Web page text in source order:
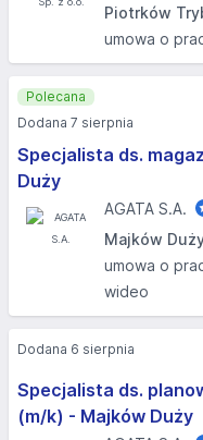
Piotrków
umowa o
Specjalista ds.
Duży
AGATA S.A.
Majków
umowa o
wideo
Polecana
Dodana 7 sierpnia
Specjalista ds.
(m/k) - Majków Duży
Dodana 6 sierpnia